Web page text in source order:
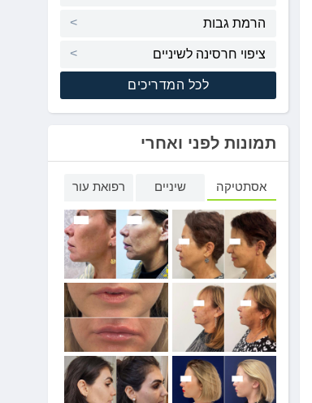
הרמת גבות
ציפוי חרסינה לשיניים
לכל המדריכים
תמונות לפני ואחרי
אסתטיקה שיניים רפואת עור